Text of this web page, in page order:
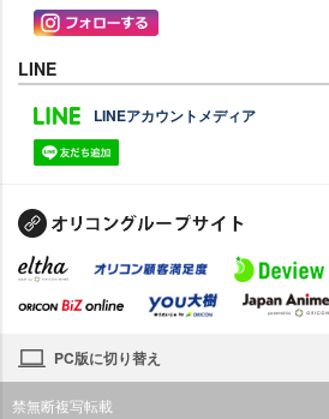
LINE
LINEアカウントメディア
PC版に切り替え
禁無断複写転載